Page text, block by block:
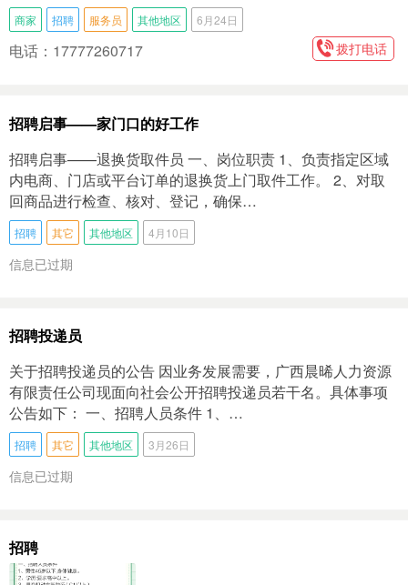
商家 招聘 服务员 其他地区 6月24日
电话：17777260717 拨打电话
招聘启事——家门口的好工作
招聘启事——退换货取件员 一、岗位职责 1、负责指定区域
内电商、门店或平台订单的退换货上门取件工作。 2、对取
回商品进行检查、核对、登记，确保…
招聘 其它 其他地区 4月10日
信息已过期
招聘投递员
关于招聘投递员的公告 因业务发展需要，广西晨晞人力资源
有限责任公司现面向社会公开招聘投递员若干名。具体事项
公告如下： 一、招聘人员条件 1、…
招聘 其它 其他地区 3月26日
信息已过期
招聘